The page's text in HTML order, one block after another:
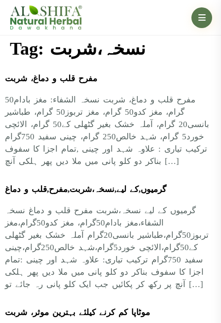
Tag: نسخہ،شربت
مفرح قلب و دماغ، شربت
مفرح قلب و دماغ، شربت نسخہ الشفاء: مغز بادام50
گرام، مغز کدو50 گرام، مغز تربوز50 گرام، طباشیر
بانسی20 گرام، آملہ خشک بغیر گٹھلی کے50 گرام، الائچی
خورد5 گرام، شہد خالص250 گرام، چینی سفید 750گرام
ترکیب تیاری : علاوہ شہد اور چینی ,تمام اجزا کا سفوف
بناکر دو کلو پانی میں ملا دیں پھر ہلکی آنچ […]
گرمیوں,کے لیے,نسخہ،شربت,مفرح,قلب و دماغ
گرمیوں کے لیے نسخہ،شربت مفرح قلب و دماغ نسخہ
الشفاء،مغز بادام50گرام، مغز کدو50گرام،مغز
تربوز50گرام،طباشیر بانسی20گرام آملہ خشک بغیر گٹھلی
کے50گرام،الائچی خورد5گرام،شہد خالص250گرام،چینی
سفید 750گرام ترکیب تیاری: علاوہ شہد اور چینی :تمام
اجزا کا سفوف بناکر دو کلو پانی میں ملا دیں پھر ہلکی
آنچ پر رکھ کر پکائیں جب ایک کلو پانی رہ جائے تو […]
موٹاپا کم کرنے کیلئے بہترین موثر، شربت